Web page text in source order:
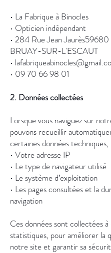
• La Fabrique à Binocles
• Opticien indépendant
• 284 Rue JeanJaurès59680
BRUAY-SUR-L'ESCAUT
•
• 09 70 66 98 01
2. Données collectées
Lorsque vous naviguez sur
pouvons recueillir
certaines données techniques,
• Votre adresse IP
• Le type de navigateur utilisé
• Le système d’exploitation
• Les pages consultées et la
navigation
Ces données sont collectées à
statistiques, pour améliorer la
notre site et garantir sa